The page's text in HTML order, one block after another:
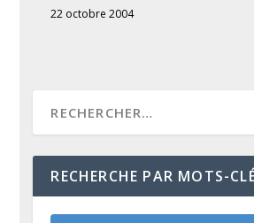
22 octobre 2004
RECHERCHE PAR MOTS-